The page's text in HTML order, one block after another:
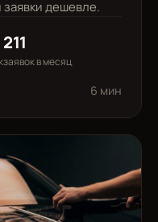
дешевле.
211
заявок в месяц
6 мин